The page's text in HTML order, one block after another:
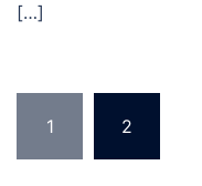
[…]
entradas
1 2